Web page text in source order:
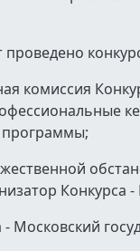
проведено
комиссия
программы;
Московский